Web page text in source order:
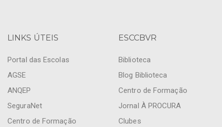
LINKS ÚTEIS
Portal das Escolas
AGSE
ANQEP
SeguraNet
Centro de Formação
ESCCBVR
Biblioteca
Blog Biblioteca
Centro de Formação
Jornal À PROCURA
Clubes